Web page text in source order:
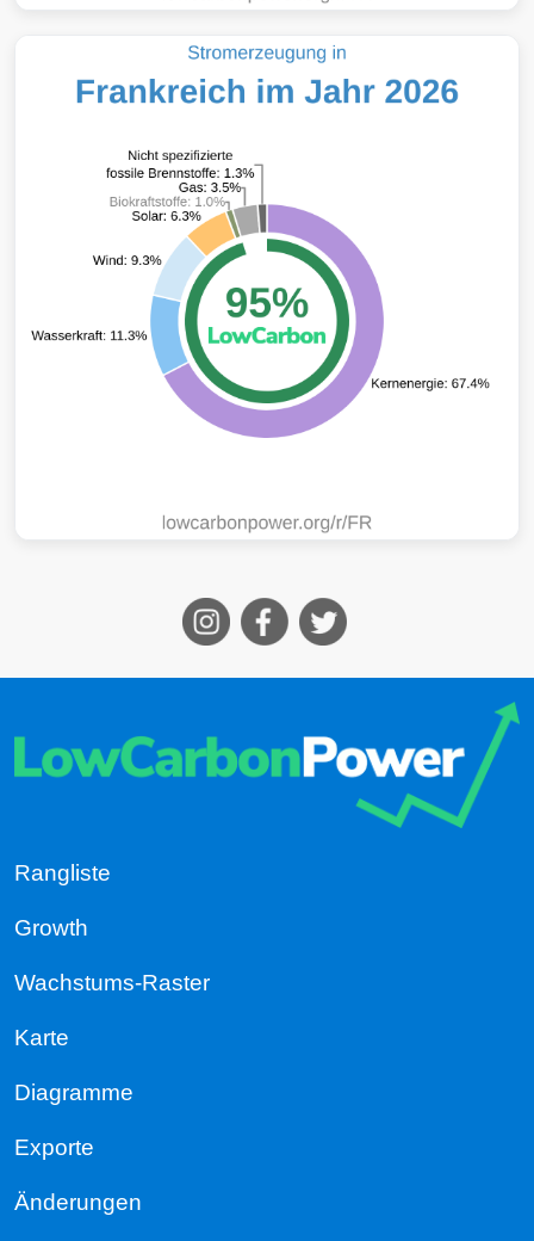
Rangliste
Growth
Wachstums-Raster
Karte
Diagramme
Exporte
Änderungen